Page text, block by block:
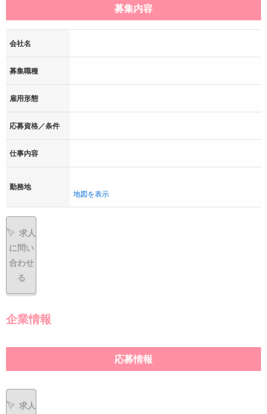
募集内容
会社名
募集職種
雇用形態
応募資格／条件
仕事内容
勤務地
地図を表示
求人
に問い
合わせ
る
企業情報
応募情報
求人